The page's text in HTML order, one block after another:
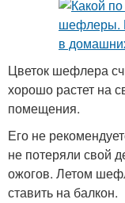
Цветок шефлера
хорошо растет на
помещения.
Его не
не потеряли свой
ожогов. Летом
ставить на балкон.